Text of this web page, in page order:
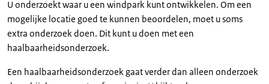
U onderzoekt waar u een windpark kunt ontwikkelen. Om een
mogelijke locatie goed te kunnen beoordelen, moet u soms
extra onderzoek doen. Dit kunt u doen met een
haalbaarheidsonderzoek.
Een haalbaarheidsonderzoek gaat verder dan alleen onderzoek